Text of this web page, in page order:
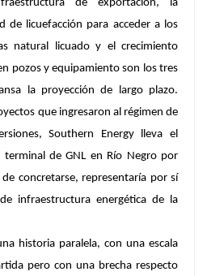
de exportación, la
de licuefacción para acceder a los
natural licuado y el crecimiento
pozos y equipamiento son los tres
la proyección de largo plazo.
que ingresaron al régimen de
Southern Energy lleva el
de GNL en Río Negro por
concretarse, representaría por sí
infraestructura energética de la
historia paralela, con una escala
pero con una brecha respecto